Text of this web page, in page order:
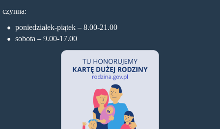
czynna:
poniedziałek-piątek – 8.00-21.00
sobota – 9.00-17.00